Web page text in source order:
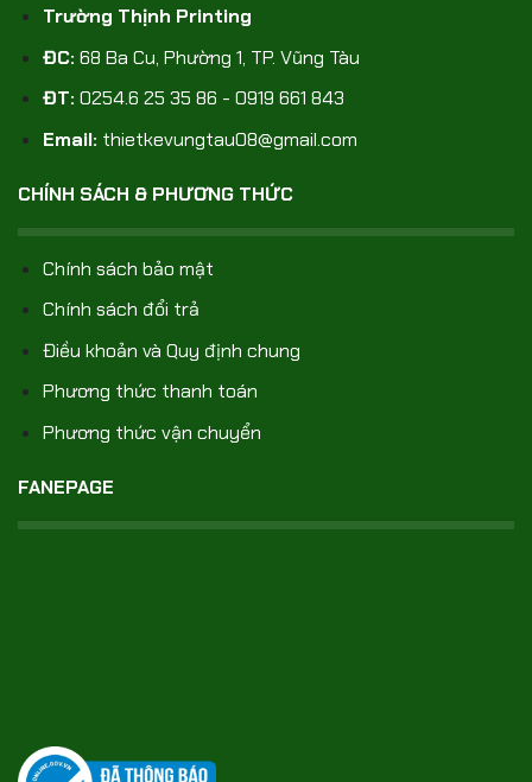
Trường Thịnh Printing
ĐC: 68 Ba Cu, Phường 1, TP. Vũng Tàu
ĐT: 0254.6 25 35 86 - 0919 661 843
Email: thietkevungtau08@gmail.com
CHÍNH SÁCH & PHƯƠNG THỨC
Chính sách bảo mật
Chính sách đổi trả
Điều khoản và Quy định chung
Phương thức thanh toán
Phương thức vận chuyển
FANEPAGE